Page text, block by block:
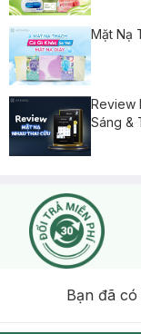
Mặt Nạ
Review
Sáng &
Bạn đã